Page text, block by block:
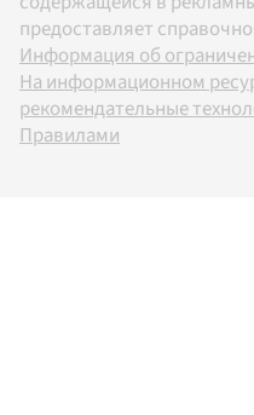
предоставляет
Информация об
На информационном
рекомендательные
Правилами